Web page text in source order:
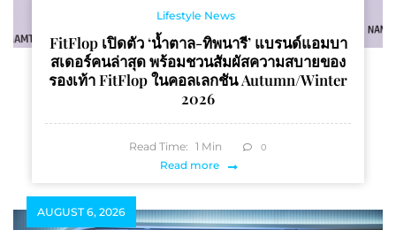
Lifestyle News
FitFlop เปิดตัว ‘น้ำตาล-ทิพนารี’ แบรนด์แอมบา
สเดอร์คนล่าสุด พร้อมชวนสัมผัสความสบายของ
รองเท้า FitFlop ในคอลเลกชัน Autumn/Winter
2026
Read Time: 1 Min 0
Read more
AUGUST 6, 2026